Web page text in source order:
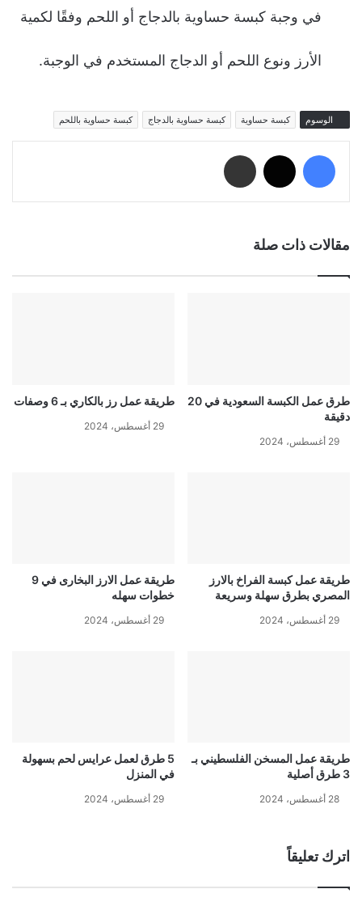
في وجبة كبسة حساوية بالدجاج أو اللحم وفقًا لكمية
الأرز ونوع اللحم أو الدجاج المستخدم في الوجبة.
الوسوم كبسة حساوية كبسة حساوية بالدجاج كبسة حساوية باللحم
فيسبوك
مقالات ذات صلة
طرق عمل الكبسة السعودية في 20
دقيقة
29 أغسطس، 2024
طريقة عمل رز بالكاري بـ 6 وصفات
29 أغسطس، 2024
طريقة عمل كبسة الفراخ بالارز
المصري بطرق سهلة وسريعة
29 أغسطس، 2024
طريقة عمل الارز البخارى في 9
خطوات سهله
29 أغسطس، 2024
طريقة عمل المسخن الفلسطيني بـ
3 طرق أصلية
28 أغسطس، 2024
5 طرق لعمل عرايس لحم بسهولة
في المنزل
29 أغسطس، 2024
اترك تعليقاً